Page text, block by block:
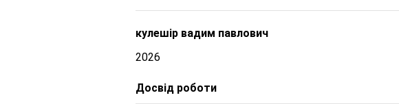
кулешір вадим павлович
2026
Досвід роботи